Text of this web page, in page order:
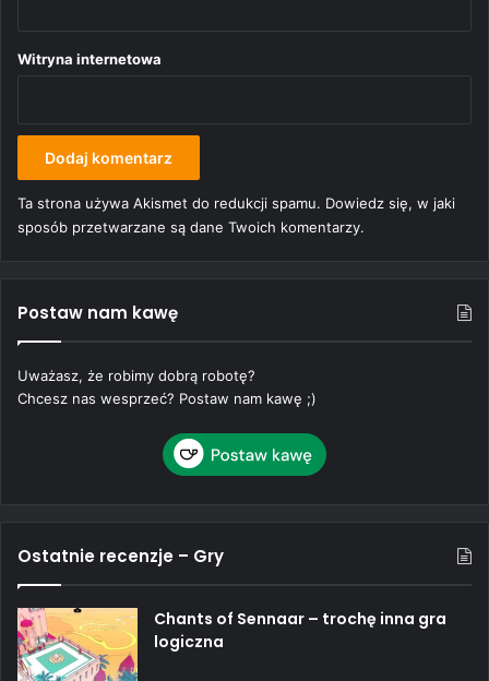
Witryna internetowa
Ta strona używa Akismet do redukcji spamu. Dowiedz się, w jaki
sposób przetwarzane są dane Twoich komentarzy.
Postaw nam kawę
Uważasz, że robimy dobrą robotę?
Chcesz nas wesprzeć? Postaw nam kawę ;)
Ostatnie recenzje – Gry
Chants of Sennaar – trochę inna gra
logiczna